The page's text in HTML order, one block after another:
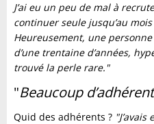
J’ai eu un peu de mal à
continuer seule jusqu’au
Heureusement, une personne
d’une trentaine d’années,
trouvé la perle rare."
"Beaucoup
Quid des adhérents ?